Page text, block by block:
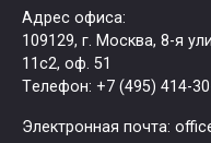
Адрес офиса:
109129, г. Москва, ​8-я
11с2, оф. 51
Tелефон: +7 (495) 414-
Электронная почта: